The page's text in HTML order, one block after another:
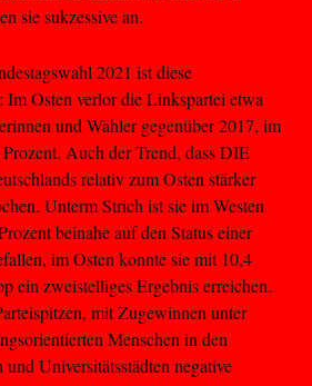
sie sukzessive an.
2021 ist diese
Im Osten verlor die Linkspartei etwa
und Wähler gegenüber 2017, im
Auch der Trend, dass DIE
relativ zum Osten stärker
Unterm Strich ist sie im Westen
beinahe auf den Status einer
im Osten konnte sie mit 10,4
ein zweistelliges Ergebnis erreichen.
mit Zugewinnen unter
Menschen in den
Universitätsstädten negative